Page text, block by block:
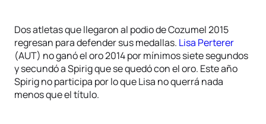
Dos atletas que llegaron al podio de Cozumel 2015
regresan para defender sus medallas. Lisa Perterer
(AUT) no ganó el oro 2014 por mínimos siete segundos
y secundó a Spirig que se quedó con el oro. Este año
Spirig no participa por lo que Lisa no querrá nada
menos que el título.